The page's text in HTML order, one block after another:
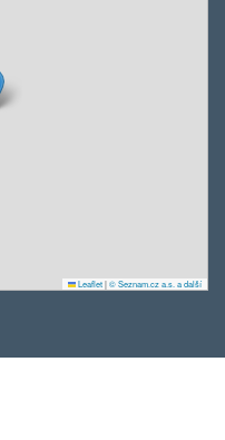
Leaflet|© Seznam.cz a.s. a další